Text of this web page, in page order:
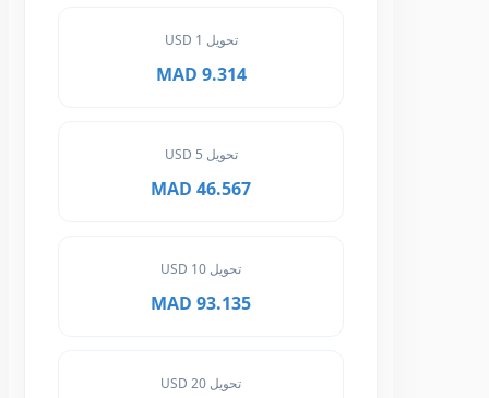
تحويل 1 USD
9.314 MAD
تحويل 5 USD
46.567 MAD
93.135 MAD